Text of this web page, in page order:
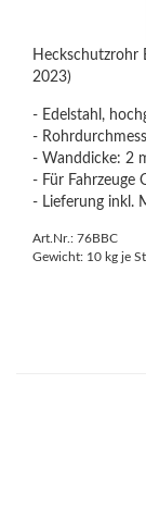
Heckschutzrohr
2023)
- Edelstahl,
-
- Wanddicke: 2
- Für Fahrzeuge
- Lieferung inkl.
Art.Nr.: 76BBC
Gewicht: 10 kg je